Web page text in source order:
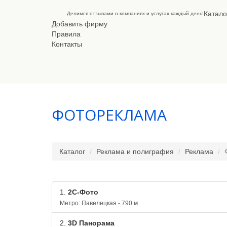
Делимся отзывами о компаниях и услугах каждый день!
Добавить фирму
Правила
Контакты
ФОТОРЕКЛАМА
Каталог Реклама и полиграфия Реклама
1. 2С-Фото
Метро: Павелецкая - 790 м
2. 3D Панорама